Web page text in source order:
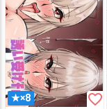
★×8 favorite_border